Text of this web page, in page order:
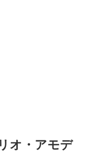
オ・アモデ